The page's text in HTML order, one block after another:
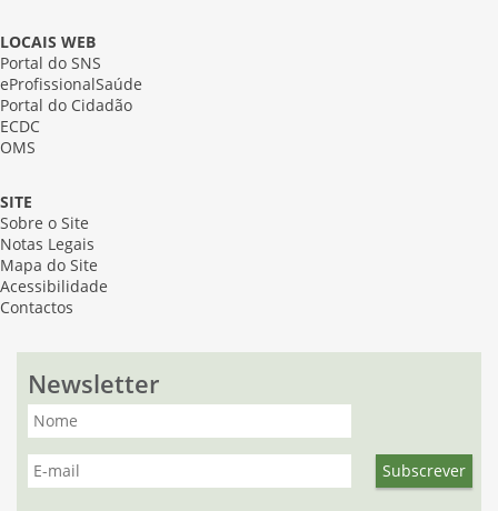
LOCAIS WEB
Portal do SNS
eProfissionalSaúde
Portal do Cidadão
ECDC
OMS
SITE
Sobre o Site
Notas Legais
Mapa do Site
Acessibilidade
Contactos
Newsletter